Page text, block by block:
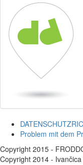
Problem mit dem
Copyright 2015 -
Copyright 2014 -